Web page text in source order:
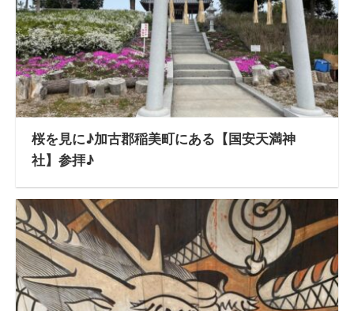
桜を見に♪加古郡稲美町にある【国安天満神
社】参拝♪